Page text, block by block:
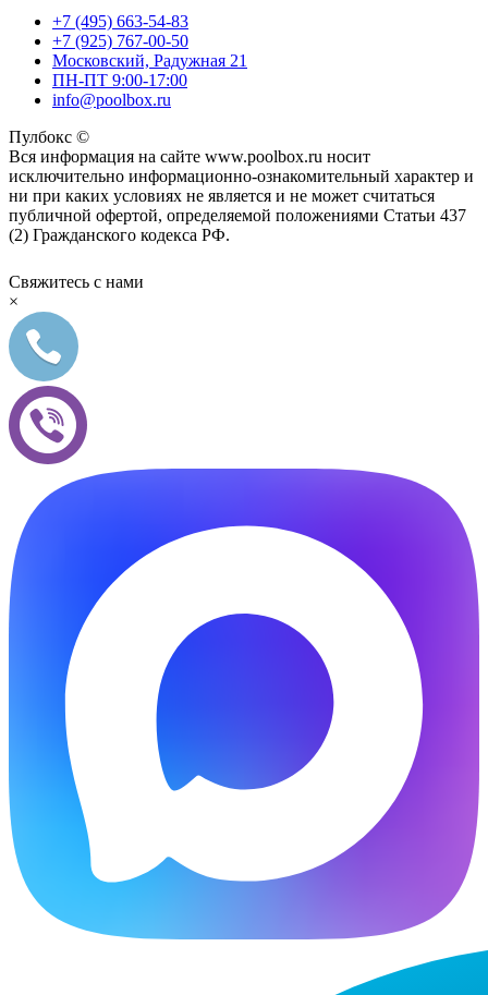
+7 (495) 663-54-83
+7 (925) 767-00-50
Московский, Радужная 21
ПН-ПТ 9:00-17:00
info@poolbox.ru
Пулбокс ©
Вся информация на сайте www.poolbox.ru носит
исключительно информационно-ознакомительный характер и
ни при каких условиях не является и не может считаться
публичной офертой, определяемой положениями Статьи 437
(2) Гражданского кодекса РФ.
Свяжитесь с нами
×